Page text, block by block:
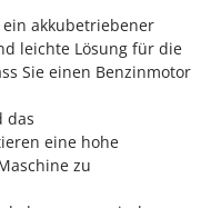
ein akkubetriebener
leichte Lösung für die
Sie einen Benzinmotor
das
eine hohe
zu